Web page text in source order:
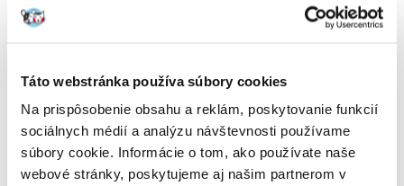
Táto webstránka používa súbory cookies
Na prispôsobenie obsahu a reklám, poskytovanie funkcií
sociálnych médií a analýzu návštevnosti používame
súbory cookie. Informácie o tom, ako používate naše
webové stránky, poskytujeme aj našim partnerom v